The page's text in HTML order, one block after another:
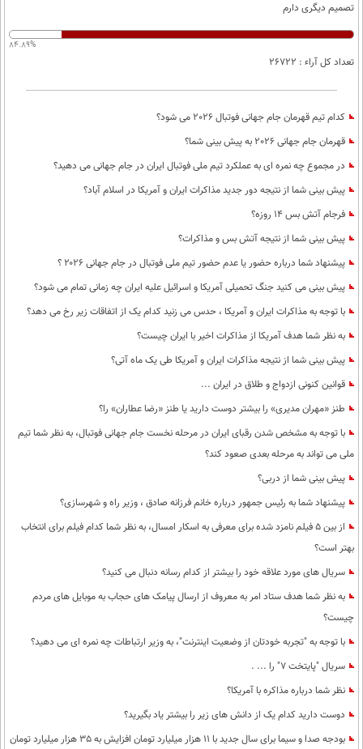
محیط زیست
سفر و تفریح
اخبار کریپتو
باشگاه مغز
فیلم
اقتصاد
سیاست
گوناگون
حوادث
سیاست خارجی
عصر ایران 2
داستان کوتاه
پیامک
آشپزی
دانلود
تصمیم دیگری دارم
84.89%
تعداد کل آراء : 26722
کدام تیم قهرمان جام جهانی فوتبال 2026 می شود؟
قهرمان جام جهانی 2026 به پیش بینی شما؟
در مجموع چه نمره ای به عملکرد تیم ملی فوتبال ایران در جام جهانی می دهید؟
پیش بینی شما از نتیجه دور جدید مذاکرات ایران و آمریکا در اسلام آباد؟
فرجام آتش بس 14 روزه؟
پیش بینی شما از نتیجه آتش بس و مذاکرات؟
پیشنهاد شما درباره حضور یا عدم حضور تیم ملی فوتبال در جام جهانی ۲۰۲۶ ؟
پیش بینی می کنید جنگ تحمیلی آمریکا و اسرائیل علیه ایران چه زمانی تمام می شود؟
با توجه به مذاکرات ایران و آمریکا ، حدس می زنید کدام یک از اتفاقات زیر رخ می دهد؟
به نظر شما هدف آمریکا از مذاکرات اخیر با ایران چیست؟
پیش بینی شما از نتیجه مذاکرات ایران و آمریکا طی یک ماه آتی؟
قوانین کنونی ازدواج و طلاق در ایران ...
طنز «مهران مدیری» را بیشتر دوست دارید یا طنز «رضا عطاران» را؟
با توجه به مشخص شدن رقبای ایران در مرحله نخست جام جهانی فوتبال، به نظر شما تیم
ملی می تواند به مرحله بعدی صعود کند؟
پیش بینی شما از دربی؟
پیشنهاد شما به رئیس جمهور درباره خانم فرزانه صادق ، وزیر راه و شهرسازی؟
از بین 5 فیلم نامزد شده برای معرفی به اسکار امسال، به نظر شما کدام فیلم برای انتخاب
بهتر است؟
سریال های مورد علاقه خود را بیشتر از کدام رسانه دنبال می کنید؟
به نظر شما هدف ستاد امر به معروف از ارسال پیامک های حجاب به موبایل های مردم
چیست؟
با توجه به "تجربه خودتان از وضعیت اینترنت"، به وزیر ارتباطات چه نمره ای می دهید؟
سریال "پایتخت 7" را ... .
نظر شما درباره مذاکره با آمریکا؟
دوست دارید کدام یک از دانش های زیر را بیشتر یاد بگیرید؟
بودجه صدا و سیما برای سال جدید با 11 هزار میلیارد تومان افزایش به 35 هزار میلیارد تومان